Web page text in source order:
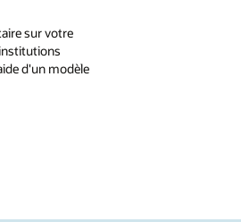
sur votre
d'un modèle